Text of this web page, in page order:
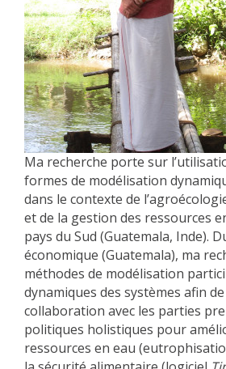
Ma recherche porte sur
formes de modélisation
dans le contexte de
et de la gestion des ressources
pays du Sud (Guatemala, Inde).
économique (Guatemala), ma
méthodes de modélisation
dynamiques des systèmes afin
collaboration avec les parties
politiques holistiques pour
ressources en eau